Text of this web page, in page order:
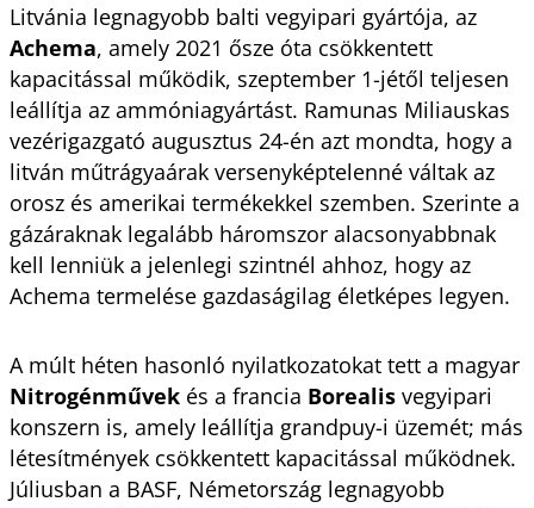
Litvánia legnagyobb balti vegyipari gyártója, az
Achema, amely 2021 ősze óta csökkentett
kapacitással működik, szeptember 1-jétől teljesen
leállítja az ammóniagyártást. Ramunas Miliauskas
vezérigazgató augusztus 24-én azt mondta, hogy a
litván műtrágyaárak versenyképtelenné váltak az
orosz és amerikai termékekkel szemben. Szerinte a
gázáraknak legalább háromszor alacsonyabbnak
kell lenniük a jelenlegi szintnél ahhoz, hogy az
Achema termelése gazdaságilag életképes legyen.
A múlt héten hasonló nyilatkozatokat tett a magyar
Nitrogénművek és a francia Borealis vegyipari
konszern is, amely leállítja grandpuy-i üzemét; más
létesítmények csökkentett kapacitással működnek.
Júliusban a BASF, Németország legnagyobb